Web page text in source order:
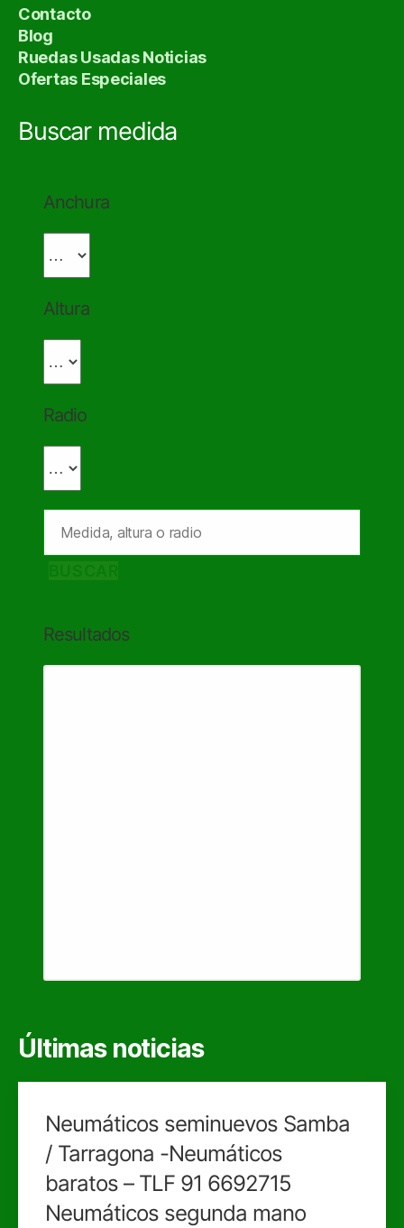
Contacto
Blog
Ruedas Usadas Noticias
Ofertas Especiales
Buscar medida
Anchura
Altura
Radio
Resultados
Últimas noticias
Neumáticos seminuevos Samba
/ Tarragona -Neumáticos
baratos – TLF 91 6692715
Neumáticos segunda mano